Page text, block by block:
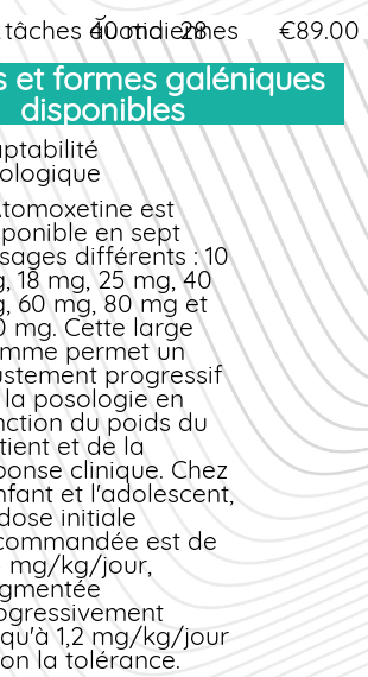
quotidiennes
des
scolaires
;
durable sur 24
avec une prise
40 mg 28
gélules
€89.00
60 mg 56
gélules
€165.00
80 mg 84
gélules
nos packs incluent la
rapide gratuite
toute commande
à 70 €, ainsi
suivi de colis en
réel.
de paiement
acceptons tous les
de paiement
: carte bancaire
Mastercard,
Express), PayPal,
bancaire et
Chaque
est protégée
un cryptage SSL 256
garantissant la
de vos
personnelles.
disponibles
est
en sept
différents : 10
18 mg, 25 mg, 40
60 mg, 80 mg et
mg. Cette large
permet un
progressif
posologie en
du poids du
et de la
clinique. Chez
et l'adolescent,
initiale
est de
mg/kg/jour,
1,2 mg/kg/jour
la tolérance.